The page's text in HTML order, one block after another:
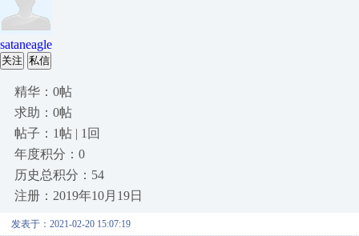
sataneagle
关注 私信
精华：0帖
求助：0帖
帖子：1帖 | 1回
年度积分：0
历史总积分：54
注册：2019年10月19日
发表于：2021-02-20 15:07:19